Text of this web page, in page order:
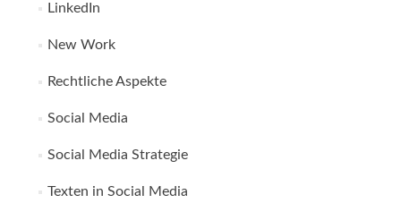
LinkedIn
New Work
Rechtliche Aspekte
Social Media
Social Media Strategie
Texten in Social Media